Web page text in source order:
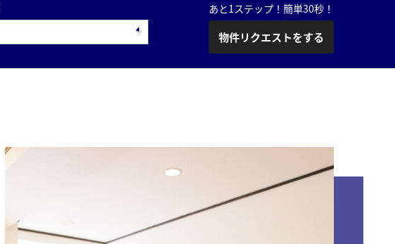
あと1ステップ！簡単30秒！
物件リクエストをする